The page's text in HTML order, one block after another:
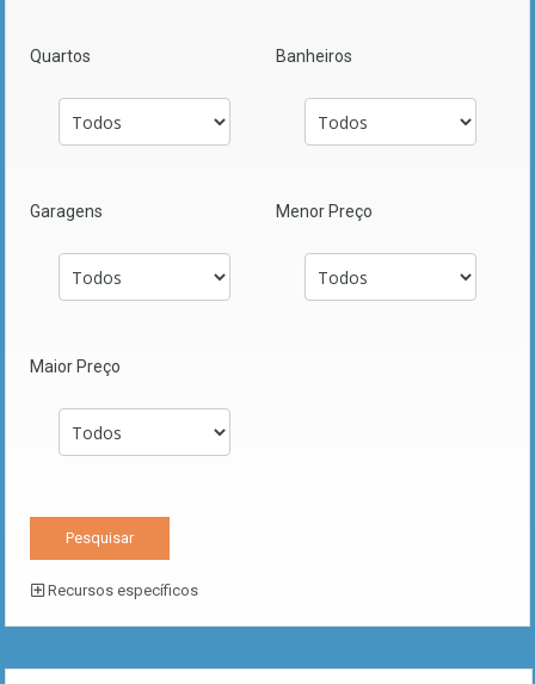
Quartos Banheiros
Garagens Menor Preço
Maior Preço
Recursos específicos